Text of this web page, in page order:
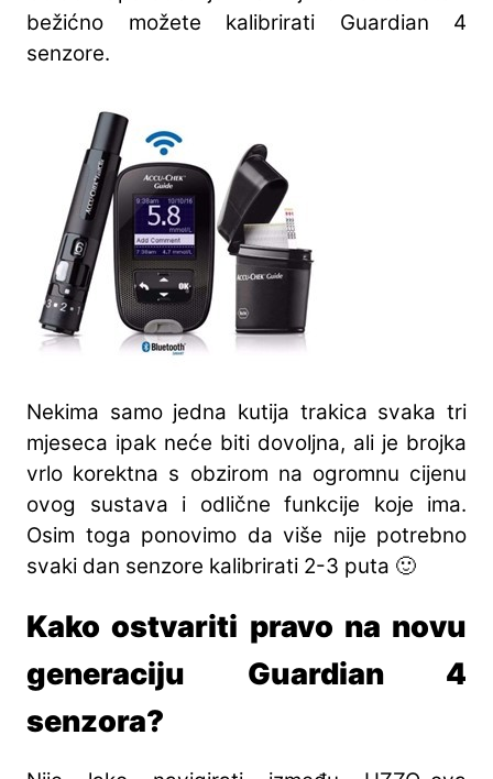
bežićno možete kalibrirati Guardian 4
senzore.
Nekima samo jedna kutija trakica svaka tri
mjeseca ipak neće biti dovoljna, ali je brojka
vrlo korektna s obzirom na ogromnu cijenu
ovog sustava i odlične funkcije koje ima.
Osim toga ponovimo da više nije potrebno
svaki dan senzore kalibrirati 2-3 puta 🙂
Kako ostvariti pravo na novu
generaciju Guardian 4
senzora?